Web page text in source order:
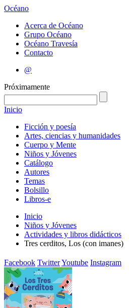
Océano
Acerca de Océano
Grupo Océano
Océano Travesía
Contacto
@
Próximamente
Inicio
Ficción y poesía
Artes, ciencias y humanidades
Cuerpo y Mente
Niños y Jóvenes
Catálogo
Autores
Temas
Bolsillo
Libros-e
Inicio
Niños y Jóvenes
Actividades y libros didácticos
Tres cerditos, Los (con imanes)
Facebook TwitterYoutube Instagram